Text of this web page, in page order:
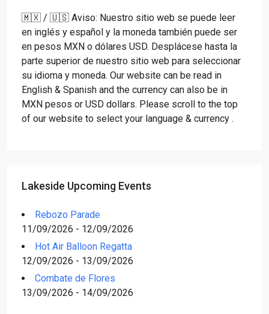
🇲🇽 / 🇺🇸 Aviso: Nuestro sitio web se puede leer
en inglés y español y la moneda también puede ser
en pesos MXN o dólares USD. Desplácese hasta la
parte superior de nuestro sitio web para seleccionar
su idioma y moneda. Our website can be read in
English & Spanish and the currency can also be in
MXN pesos or USD dollars. Please scroll to the top
of our website to select your language & currency .
Lakeside Upcoming Events
Rebozo Parade
11/09/2026 - 12/09/2026
Hot Air Balloon Regatta
12/09/2026 - 13/09/2026
Combate de Flores
13/09/2026 - 14/09/2026